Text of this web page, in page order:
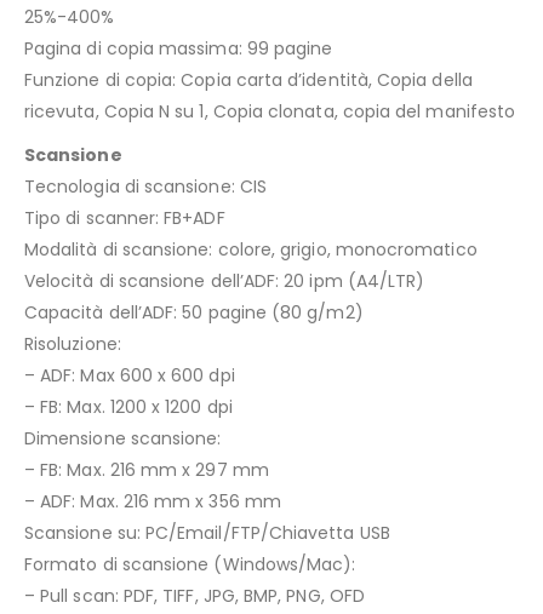
25%-400%
Pagina di copia massima: 99 pagine
Funzione di copia: Copia carta d’identità, Copia della
ricevuta, Copia N su 1, Copia clonata, copia del manifesto
Scansione
Tecnologia di scansione: CIS
Tipo di scanner: FB+ADF
Modalità di scansione: colore, grigio, monocromatico
Velocità di scansione dell’ADF: 20 ipm (A4/LTR)
Capacità dell’ADF: 50 pagine (80 g/m2)
Risoluzione:
– ADF: Max 600 x 600 dpi
– FB: Max. 1200 x 1200 dpi
Dimensione scansione:
– FB: Max. 216 mm x 297 mm
– ADF: Max. 216 mm x 356 mm
Scansione su: PC/Email/FTP/Chiavetta USB
Formato di scansione (Windows/Mac):
– Pull scan: PDF, TIFF, JPG, BMP, PNG, OFD